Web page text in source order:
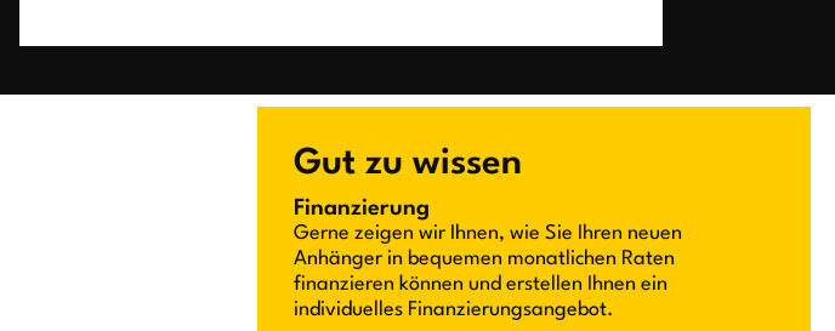
Gut zu wissen
Finanzierung
Gerne zeigen wir Ihnen, wie Sie Ihren neuen
Anhänger in bequemen monatlichen Raten
finanzieren können und erstellen Ihnen ein
individuelles Finanzierungsangebot.